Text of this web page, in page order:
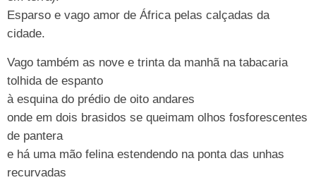
Esparso e vago amor de África pelas calçadas da
cidade.
Vago também as nove e trinta da manhã na tabacaria
tolhida de espanto
à esquina do prédio de oito andares
onde em dois brasidos se queimam olhos fosforescentes
de pantera
e há uma mão felina estendendo na ponta das unhas
recurvadas